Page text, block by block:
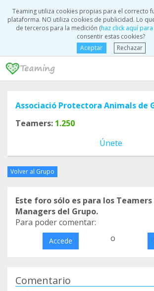
Teaming utiliza cookies propias para el correcto
plataforma. NO utiliza cookies de publicidad. Lo
de terceros para la medición (haz click aquí
consentir estas cookies?
Aceptar
Rechazar
Associació Protectora Animals de
Teamers: 1.250
Únete
Volver al Grupo
Este foro sólo es para los
Managers del Grupo.
Para poder comentar:
Accede o
Comentario